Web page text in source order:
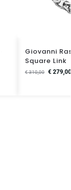
Giovanni
Square Link
€310,00 €279,00